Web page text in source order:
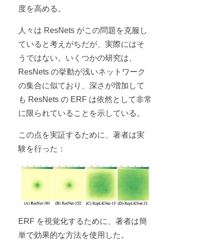
度を高める。
人々は ResNets がこの問題を克服し
ていると考えがちだが、実際にはそ
うではない。いくつかの研究は、
ResNets の挙動が浅いネットワーク
の集合に似ており、深さが増加して
も ResNets の ERF は依然として非常
に限られていることを示している。
この点を実証するために、著者は実
験を行った：
ERF を視覚化するために、著者は簡
単で効果的な方法を使用した。